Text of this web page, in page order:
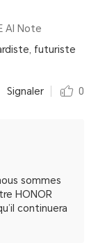
AI Note
futuriste
Signaler 0
sommes
HONOR
continuera